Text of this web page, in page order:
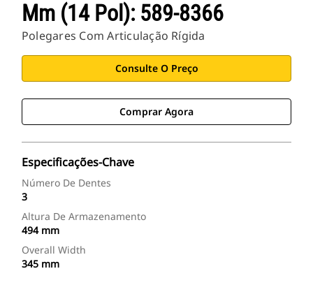
Mm (14 Pol): 589-8366
Polegares Com Articulação Rígida
Consulte O Preço
Comprar Agora
Especificações-Chave
Número De Dentes
3
Altura De Armazenamento
494 mm
Overall Width
345 mm